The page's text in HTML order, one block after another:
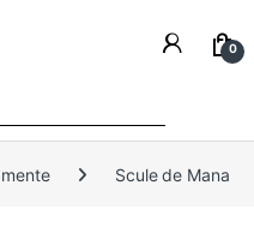
0
Scule de Mana